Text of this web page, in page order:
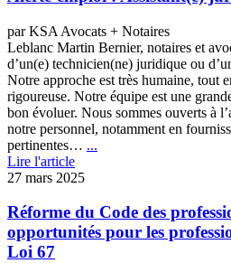
par KSA Avocats + Notaires
Leblanc Martin Bernier, notaires et
d’un(e) technicien(ne) juridique ou
Notre approche est très humaine, tout
rigoureuse. Notre équipe est une
bon évoluer. Nous sommes ouverts à
notre personnel, notamment en
pertinentes… ...
Lire l'article
27 mars 2025
Réforme du Code des
opportunités pour les
Loi 67